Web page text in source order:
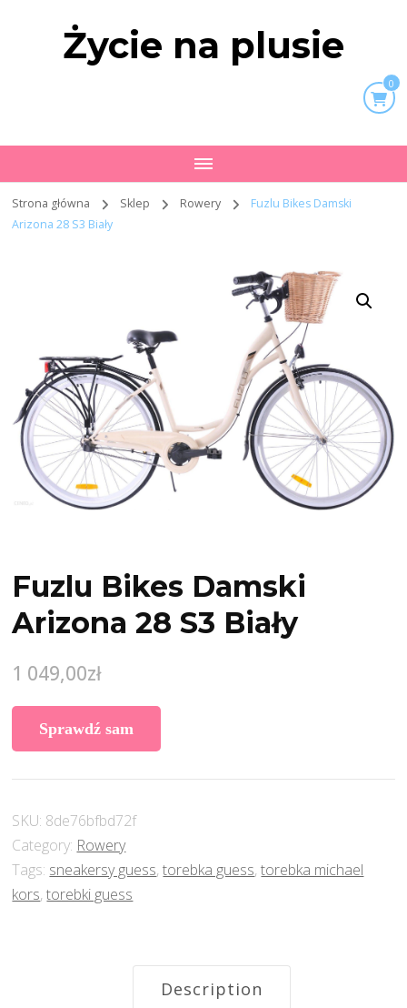
Życie na plusie
0
Strona główna Sklep Rowery
Fuzlu Bikes Damski
Arizona 28 S3 Biały
Fuzlu Bikes Damski
Arizona 28 S3 Biały
1 049,00zł
Sprawdź sam
SKU: 8de76bfbd72f
Category: Rowery
Tags: sneakersy guess,torebka guess,torebka michael
kors,torebki guess
Description